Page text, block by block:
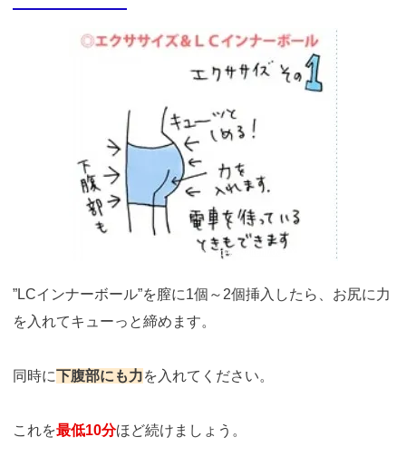
https://shop.lovecosmetic.jp/view/item/000000001609
”LCインナーボール”を膣に1個～2個挿入したら、お尻に力
を入れてキューっと締めます。
同時に下腹部にも力を入れてください。
これを最低10分ほど続けましょう。